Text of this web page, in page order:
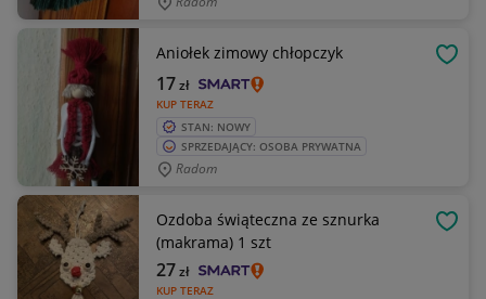
Aniołek zimowy chłopczyk
KUP TERAZ
17zł
STAN: NOWY
SPRZEDAJĄCY: OSOBA PRYWATNA
Radom
Ozdoba świąteczna ze sznurka
(makrama) 1 szt
KUP TERAZ
27zł